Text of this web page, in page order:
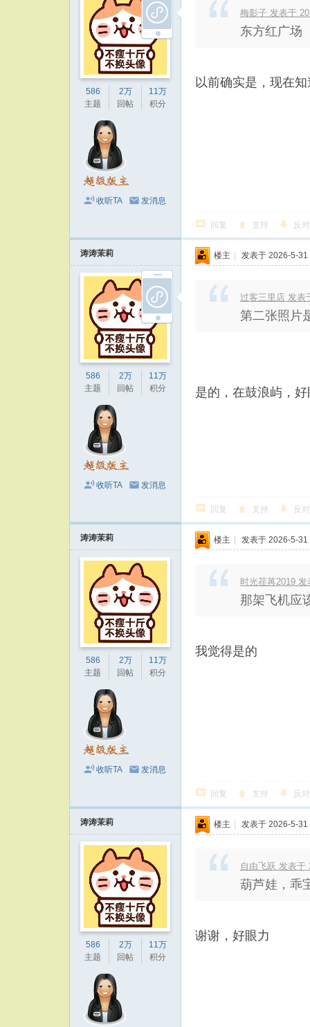
586
主题
2万
回帖
11万
积分
收听TA 发消息
梅影子 发表于
东方红广场
以前确实是，现在
回复 支持 反对
涛涛茉莉
586
主题
2万
回帖
11万
积分
收听TA 发消息
楼主 | 发表于 2026-5-
过客三里店 发表
第二张照片
是的，在鼓浪屿，
回复 支持 反对
涛涛茉莉
586
主题
2万
回帖
11万
积分
收听TA 发消息
楼主 | 发表于 2026-5-
时光荏苒2019
那架飞机应
我觉得是的
回复 支持 反对
涛涛茉莉
586
主题
2万
回帖
11万
积分
楼主 | 发表于 2026-5-
自由飞跃 发表于
葫芦娃，乖
谢谢，好眼力